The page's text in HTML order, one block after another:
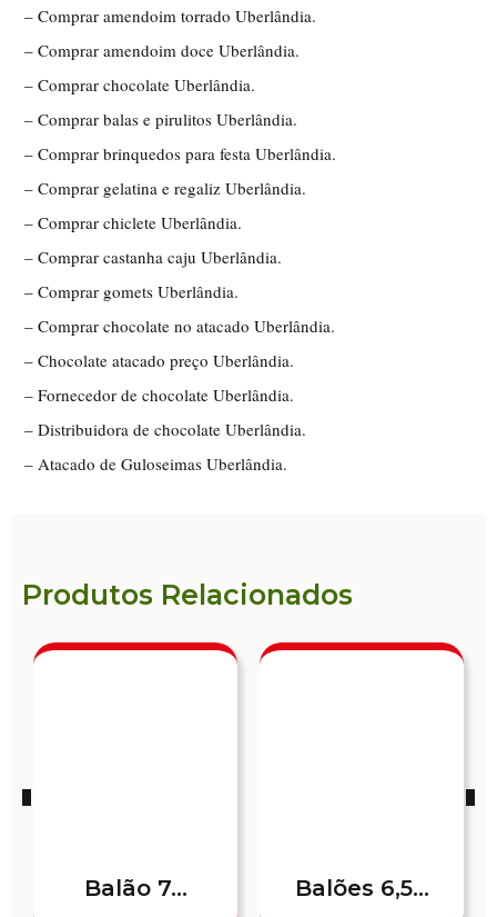
– Comprar amendoim torrado Uberlândia.
– Comprar amendoim doce Uberlândia.
– Comprar chocolate Uberlândia.
– Comprar balas e pirulitos Uberlândia.
– Comprar brinquedos para festa Uberlândia.
– Comprar gelatina e regaliz Uberlândia.
– Comprar chiclete Uberlândia.
– Comprar castanha caju Uberlândia.
– Comprar gomets Uberlândia.
– Comprar chocolate no atacado Uberlândia.
– Chocolate atacado preço Uberlândia.
– Fornecedor de chocolate Uberlândia.
– Distribuidora de chocolate Uberlândia.
– Atacado de Guloseimas Uberlândia.
Produtos Relacionados
Balão 7... Balões 6,5...